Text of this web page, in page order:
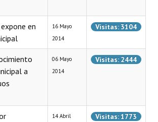
Letrada
Públicas
en
16 Mayo
2014
Visitas: 3104
a
06 Mayo
2014
Visitas: 2444
14 Abril
Visitas: 1773